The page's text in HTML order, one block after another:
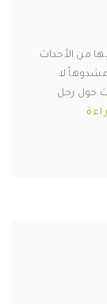
من الأحداث
مشدوهاً لا
حول رجل